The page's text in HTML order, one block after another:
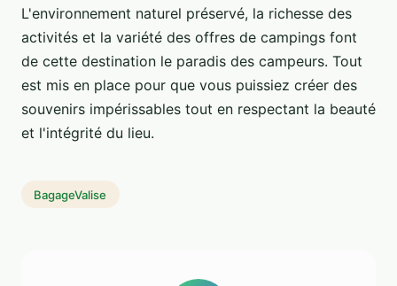
L'environnement naturel préservé, la richesse des
activités et la variété des offres de campings font
de cette destination le paradis des campeurs. Tout
est mis en place pour que vous puissiez créer des
souvenirs impérissables tout en respectant la beauté
et l'intégrité du lieu.
BagageValise